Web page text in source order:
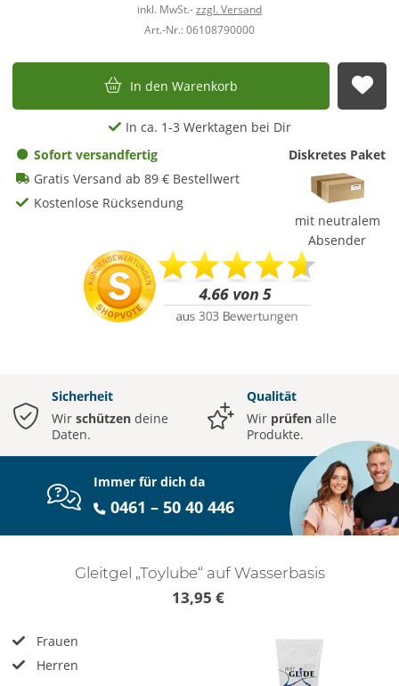
inkl. MwSt.-zzgl. Versand
Art.-Nr.: 06108790000
In den Warenkorb
In ca. 1-3 Werktagen bei Dir
Sofort versandfertig
Gratis Versand ab 89 € Bestellwert
Kostenlose Rücksendung
Diskretes Paket
mit neutralem
Absender
Sicherheit
Wir schützen deine
Daten.
Qualität
Wir prüfen alle
Produkte.
Immer für dich da
0461 – 50 40 446
Gleitgel „Toylube“ auf Wasserbasis
13,95 €
Frauen
Herren